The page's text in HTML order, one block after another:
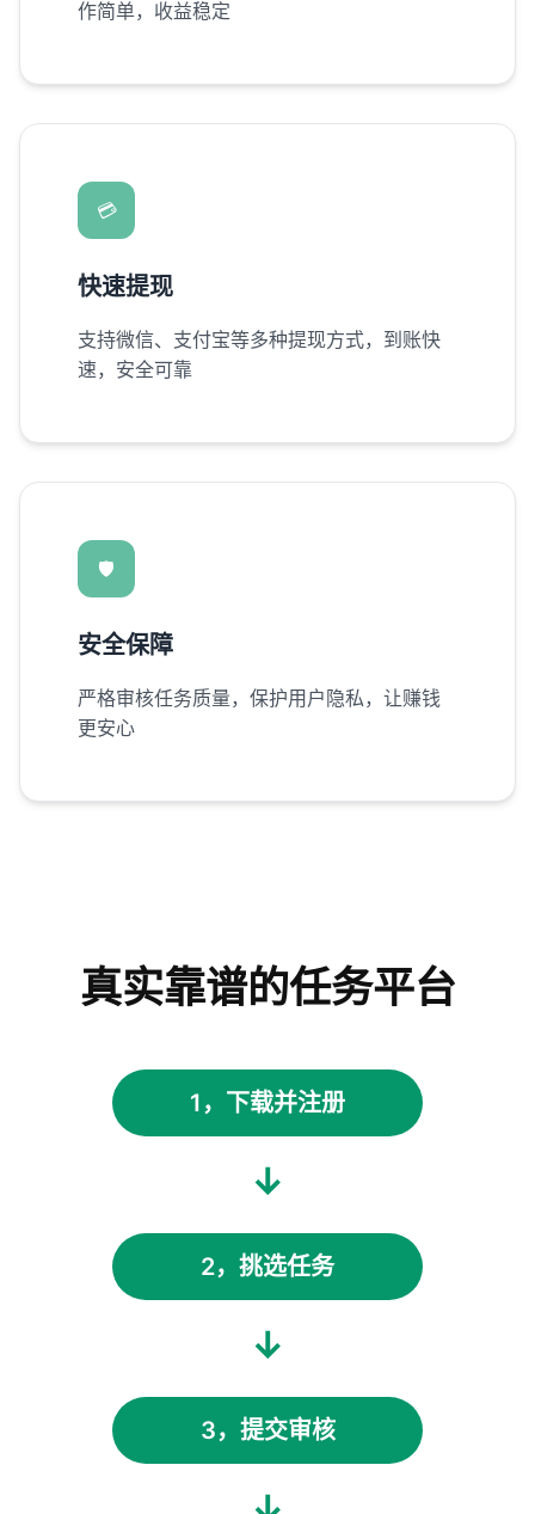
作简单，收益稳定
💳
快速提现
支持微信、支付宝等多种提现方式，到账快
速，安全可靠
🛡️
安全保障
严格审核任务质量，保护用户隐私，让赚钱
更安心
真实靠谱的任务平台
1，下载并注册
↓
2，挑选任务
↓
3，提交审核